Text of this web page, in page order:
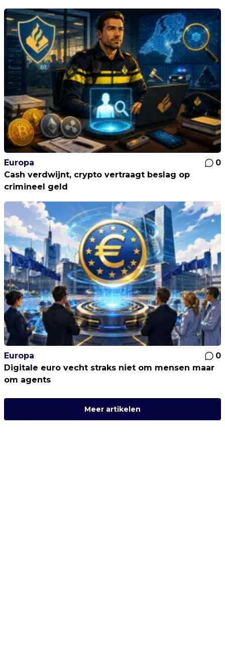
Europa
0
Cash verdwijnt, crypto vertraagt beslag op
crimineel geld
Europa
0
Digitale euro vecht straks niet om mensen maar
om agents
Meer artikelen